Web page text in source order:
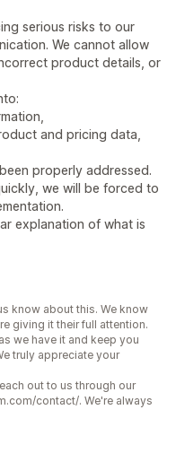
serious risks to our
We cannot allow
product details, or
and pricing data,
properly addressed.
we will be forced to
explanation of what is
know about this. We know
giving it their full attention.
we have it and keep you
truly appreciate your
out to us through our
contact/. We're always